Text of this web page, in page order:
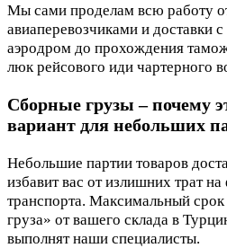
Мы сами проделам всю работу
авиаперевозчиками и доставки
аэродром до прохождения
люк рейсового иди чартерного
Сборные грузы – почему
вариант для небольших
Небольшие партии товаров
избавит вас от излишних трат
транспорта. Максимальный срок
груза» от вашего склада в
выполнят наши специалисты.